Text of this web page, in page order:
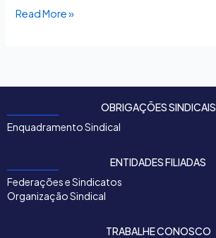
Read More »
OBRIGAÇÕES SINDICAIS
Enquadramento Sindical
ENTIDADES FILIADAS
Federações e Sindicatos
Organização Sindical
TRABALHE CONOSCO